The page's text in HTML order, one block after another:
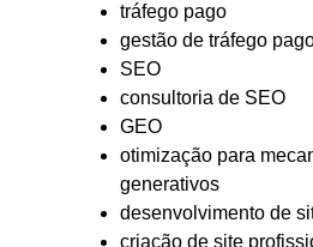
tráfego pago
gestão de tráfego
SEO
consultoria de SEO
GEO
otimização para
generativos
desenvolvimento de
criação de site